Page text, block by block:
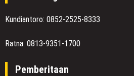
Kundiantoro: 0852-2525-8333
Ratna: 0813-9351-1700
Pemberitaan